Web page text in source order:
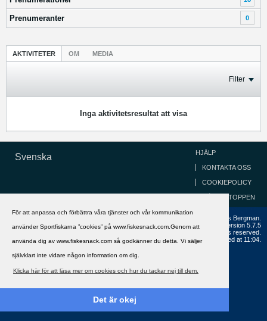
För att anpassa och förbättra våra tjänster och vår kommunikation
använder Sportfiskarna ”cookies” på www.fiskesnack.com.Genom att
använda dig av www.fiskesnack.com så godkänner du detta. Vi säljer
självklart inte vidare någon information om dig.
Klicka här för att läsa mer om cookies och hur du tackar nej till dem.
Det är okej
Prenumeranter 0
AKTIVITETER OM MEDIA
Filter
Inga aktivitetsresultat att visa
Svenska HJÄLP
KONTAKTA OSS
COOKIEPOLICY
GÅ TILL TOPPEN
Copyright ©2002 - 2021, FiskeSnack.com. Grundad 2002 av Anders Bergman.
Powered byvBulletin®
Version 5.7.5
Copyright © 2026 MH Sub I, LLC dba vBulletin. All rights reserved.
All times are GMT+1. This page was generated at 11:04.